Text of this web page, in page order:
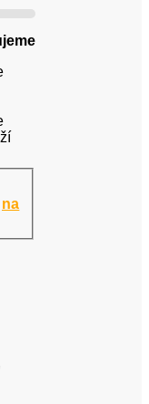
na